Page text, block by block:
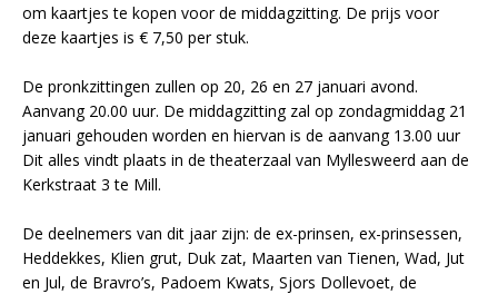
om kaartjes te kopen voor de middagzitting. De prijs voor
deze kaartjes is € 7,50 per stuk.
De pronkzittingen zullen op 20, 26 en 27 januari avond.
Aanvang 20.00 uur. De middagzitting zal op zondagmiddag 21
januari gehouden worden en hiervan is de aanvang 13.00 uur
Dit alles vindt plaats in de theaterzaal van Myllesweerd aan de
Kerkstraat 3 te Mill.
De deelnemers van dit jaar zijn: de ex-prinsen, ex-prinsessen,
Heddekkes, Klien grut, Duk zat, Maarten van Tienen, Wad, Jut
en Jul, de Bravro’s, Padoem Kwats, Sjors Dollevoet, de